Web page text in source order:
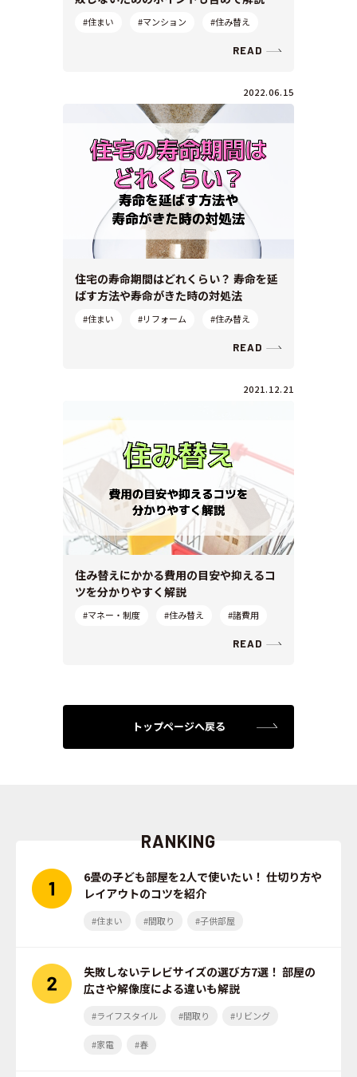
#住まい #マンション #住み替え
READ
2022.06.15
住宅の寿命期間はどれくらい？ 寿命を延
ばす方法や寿命がきた時の対処法
#住まい #リフォーム #住み替え
READ
2021.12.21
住み替えにかかる費用の目安や抑えるコ
ツを分かりやすく解説
#マネー・制度 #住み替え #諸費用
READ
トップページへ戻る
RANKING
6畳の子ども部屋を2人で使いたい！ 仕切り方や
レイアウトのコツを紹介
#住まい #間取り #子供部屋
失敗しないテレビサイズの選び方7選！ 部屋の
広さや解像度による違いも解説
#ライフスタイル #間取り #リビング
#家電 #春